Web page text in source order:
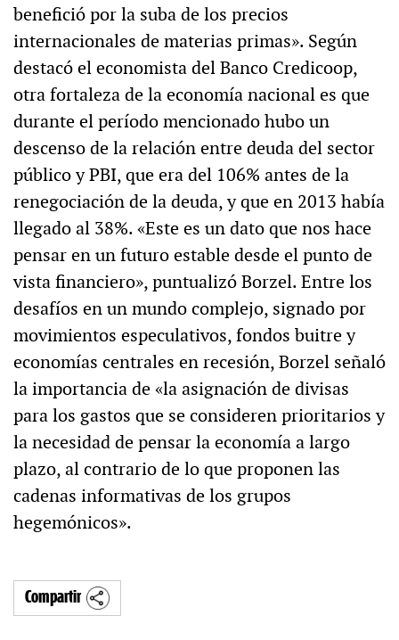
benefició por la suba de los precios
internacionales de materias primas». Según
destacó el economista del Banco Credicoop,
otra fortaleza de la economía nacional es que
durante el período mencionado hubo un
descenso de la relación entre deuda del sector
público y PBI, que era del 106% antes de la
renegociación de la deuda, y que en 2013 había
llegado al 38%. «Este es un dato que nos hace
pensar en un futuro estable desde el punto de
vista financiero», puntualizó Borzel. Entre los
desafíos en un mundo complejo, signado por
movimientos especulativos, fondos buitre y
economías centrales en recesión, Borzel señaló
la importancia de «la asignación de divisas
para los gastos que se consideren prioritarios y
la necesidad de pensar la economía a largo
plazo, al contrario de lo que proponen las
cadenas informativas de los grupos
hegemónicos».
Compartir